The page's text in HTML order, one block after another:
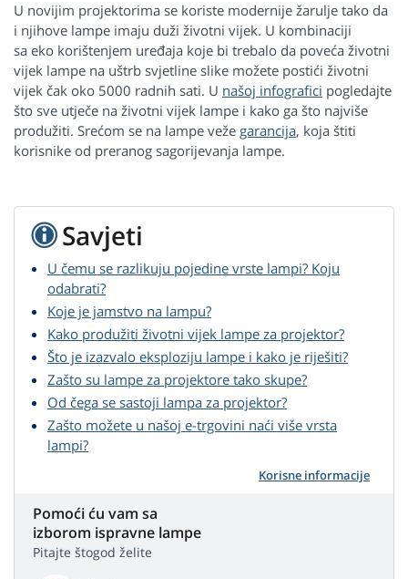
U novijim projektorima se koriste modernije žarulje tako da
i njihove lampe imaju duži životni vijek. U kombinaciji
sa eko korištenjem uređaja koje bi trebalo da poveća životni
vijek lampe na uštrb svjetline slike možete postići životni
vijek čak oko 5000 radnih sati. U našoj infografici pogledajte
što sve utječe na životni vijek lampe i kako ga što najviše
produžiti. Srećom se na lampe veže garancija, koja štiti
korisnike od preranog sagorijevanja lampe.
Savjeti
U čemu se razlikuju pojedine vrste lampi? Koju
odabrati?
Koje je jamstvo na lampu?
Kako produžiti životni vijek lampe za projektor?
Što je izazvalo eksploziju lampe i kako je riješiti?
Zašto su lampe za projektore tako skupe?
Od čega se sastoji lampa za projektor?
Zašto možete u našoj e-trgovini naći više vrsta
lampi?
Korisne informacije
Pomoći ću vam sa
izborom ispravne lampe
Pitajte štogod želite